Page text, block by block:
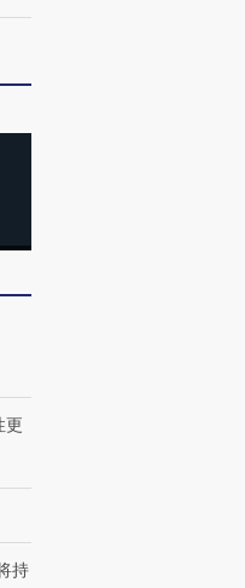
商旅对话】华住集团
三大增长引擎是什么？
更
持